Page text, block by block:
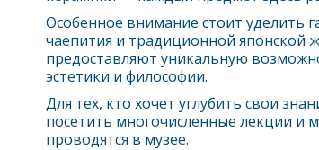
Особенное внимание стоит уделить
чаепития и традиционной японской
предоставляют уникальную
эстетики и философии.
Для тех, кто хочет углубить свои
посетить многочисленные лекции и
проводятся в музее.